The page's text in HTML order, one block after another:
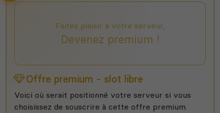
Faites plaisir à votre serveur,
Devenez premium !
Offre premium - slot libre
Voici où serait positionné votre serveur si vous
choisissez de souscrire à cette offre premium.